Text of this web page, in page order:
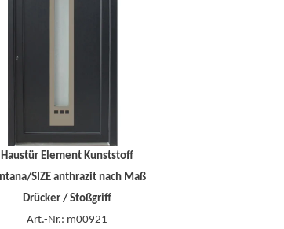
Haustür Element Kunststoff
SIZE anthrazit nach Maß
Drücker / Stoßgriff
Art.-Nr.: m00921